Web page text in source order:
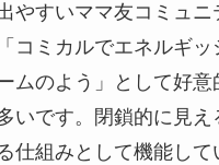
やすいママ友コミュニ
コミカルでエネルギ
ムのよう」として好
いです。閉鎖的に見え
仕組みとして機能して